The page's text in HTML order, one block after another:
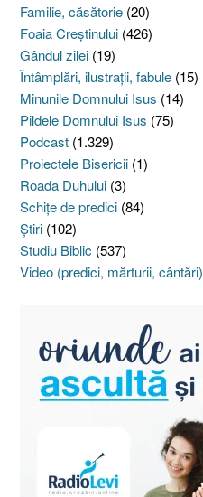
Familie, căsătorie (20)
Foaia Creştinului (426)
Gândul zilei (19)
Întâmplări, ilustraţii, fabule (15)
Minunile Domnului Isus (14)
Pildele Domnului Isus (75)
Podcast (1.329)
Proiectele Bisericii (1)
Roada Duhului (3)
Schiţe de predici (84)
Ştiri (102)
Studiu Biblic (537)
Video (predici, mărturii, cântări)